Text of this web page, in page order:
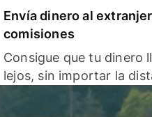
Envía dinero al
comisiones
Consigue que tu dinero
lejos, sin importar la